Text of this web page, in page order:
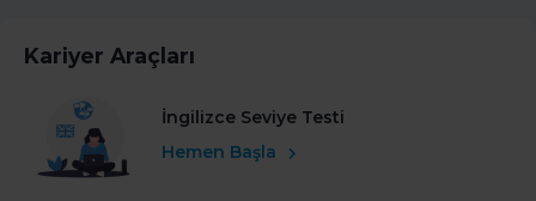
Kariyer Araçları
İngilizce Seviye Testi
Hemen Başla